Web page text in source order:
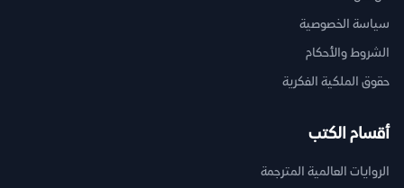
سياسة الخصوصية
الشروط والأحكام
حقوق الملكية الفكرية
أقسام الكتب
الروايات العالمية المترجمة